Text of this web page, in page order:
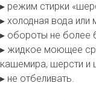
▸ режим стирки
▸ холодная вода или
▸ обороты не более
▸ жидкое моющее
кашемира, шерсти и
▸ не отбеливать.